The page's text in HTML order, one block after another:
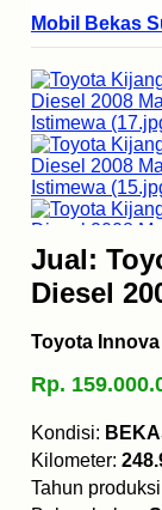
Mobil Bekas
Jual:
Diesel
Toyota Innova
Rp.
Kondisi:
Kilometer:
Tahun